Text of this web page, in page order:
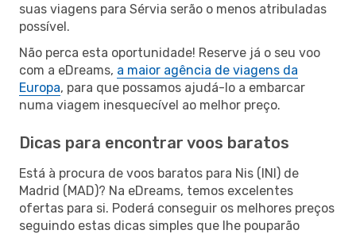
suas viagens para Sérvia serão o menos atribuladas
possível.
Não perca esta oportunidade! Reserve já o seu voo
com a eDreams, a maior agência de viagens da
Europa, para que possamos ajudá-lo a embarcar
numa viagem inesquecível ao melhor preço.
Dicas para encontrar voos baratos
Está à procura de voos baratos para Nis (INI) de
Madrid (MAD)? Na eDreams, temos excelentes
ofertas para si. Poderá conseguir os melhores preços
seguindo estas dicas simples que lhe pouparão